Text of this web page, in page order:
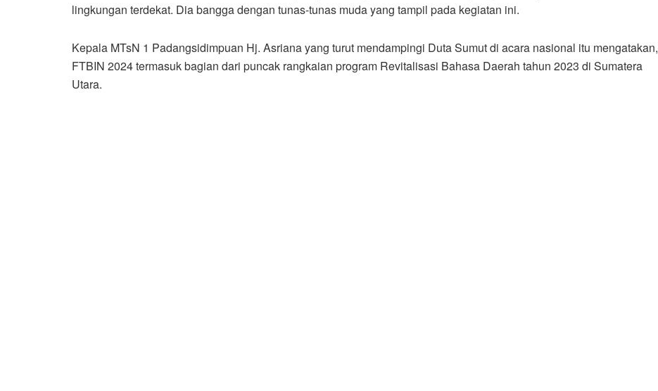
lingkungan terdekat. Dia bangga dengan tunas-tunas muda yang tampil pada kegiatan ini.
Kepala MTsN 1 Padangsidimpuan Hj. Asriana yang turut mendampingi Duta Sumut di acara nasional itu mengatakan,
FTBIN 2024 termasuk bagian dari puncak rangkaian program Revitalisasi Bahasa Daerah tahun 2023 di Sumatera
Utara.